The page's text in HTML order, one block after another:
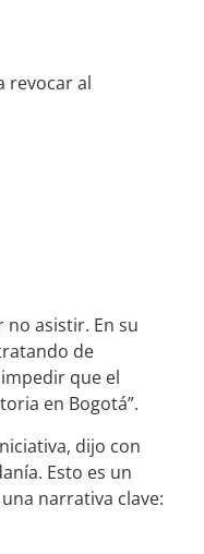
revocar al
asistir. En su
de
que el
en Bogotá”.
dijo con
Esto es un
narrativa clave: